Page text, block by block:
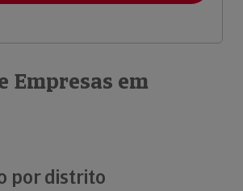
Empresas em
por distrito